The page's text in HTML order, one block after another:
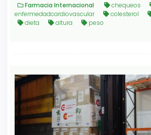
Farmacia Internacional chequeos
enfermedadcardiovascular
colesterol
dieta
altura peso